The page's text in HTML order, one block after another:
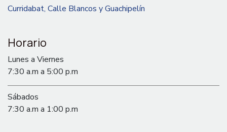
Curridabat, Calle Blancos y Guachipelín
Horario
Lunes a Viernes
7:30 a.m a 5:00 p.m
Sábados
7:30 a.m a 1:00 p.m